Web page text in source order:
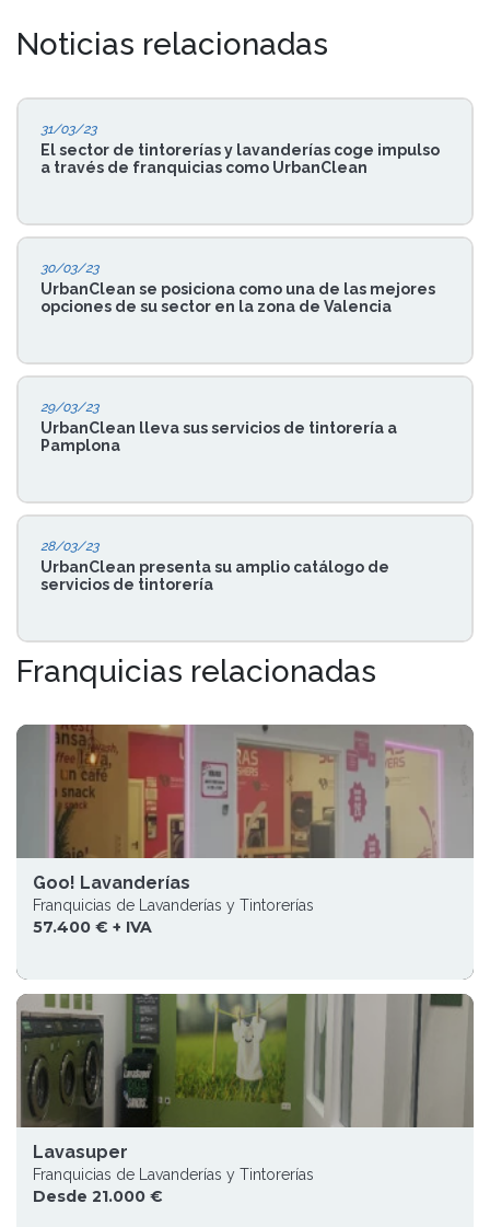
Noticias relacionadas
31/03/23
El sector de tintorerías y lavanderías coge impulso
a través de franquicias como UrbanClean
30/03/23
UrbanClean se posiciona como una de las mejores
opciones de su sector en la zona de Valencia
29/03/23
UrbanClean lleva sus servicios de tintorería a
Pamplona
28/03/23
UrbanClean presenta su amplio catálogo de
servicios de tintorería
Franquicias relacionadas
Goo! Lavanderías
Franquicias de Lavanderías y Tintorerías
57.400 € + IVA
Lavasuper
Franquicias de Lavanderías y Tintorerías
Desde 21.000 €